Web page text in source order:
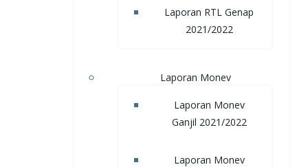
Laporan RTL Genap
2021/2022
Laporan Monev
Laporan Monev
Ganjil 2021/2022
Laporan Monev